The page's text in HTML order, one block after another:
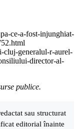
ce-a-fost-injunghiat-
cluj-generalul-r-aurel-
director-al-
publice.
sau structurat
editorial înainte